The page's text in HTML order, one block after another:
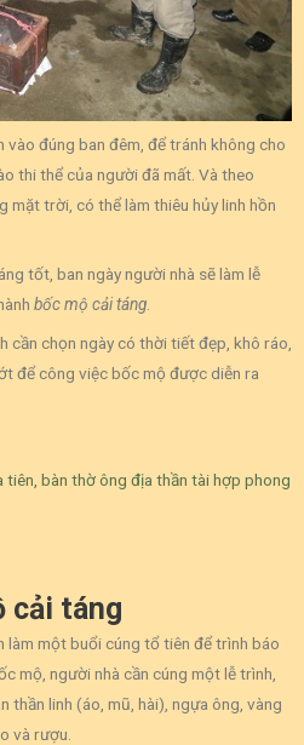
vào đúng ban đêm, để tránh không cho
thi thể của người đã mất. Và theo
mặt trời, có thể làm thiêu hủy linh hồn
tốt, ban ngày người nhà sẽ làm lễ
bốc mộ cải táng
cần chọn ngày có thời tiết đẹp, khô ráo,
để công việc bốc mộ được diễn ra
tiên, bàn thờ ông địa thần tài hợp phong
cải táng
làm một buổi cúng tổ tiên để trình báo
mộ, người nhà cần cúng một lễ trình,
thần linh (áo, mũ, hài), ngựa ông, vàng
và rượu.